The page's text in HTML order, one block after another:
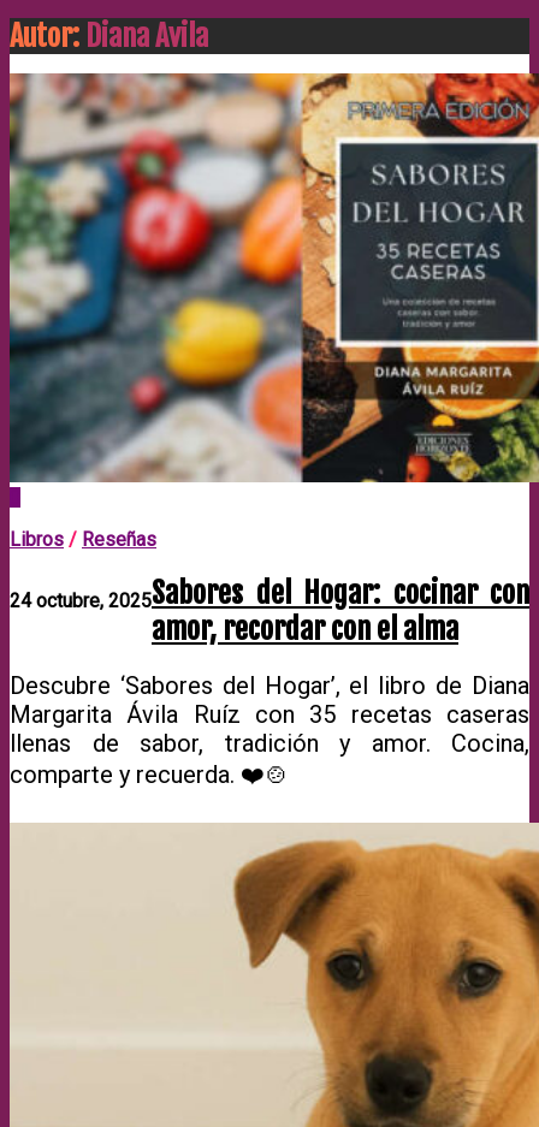
Autor: Diana Avila
Libros / Reseñas
24 octubre, 2025Sabores del Hogar: cocinar con
amor, recordar con el alma
Descubre ‘Sabores del Hogar’, el libro de Diana
Margarita Ávila Ruíz con 35 recetas caseras
llenas de sabor, tradición y amor. Cocina,
comparte y recuerda. ❤️🍲